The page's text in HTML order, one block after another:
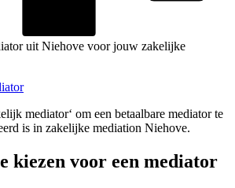
uit Niehove voor jouw zakelijke
mediator‘ om een betaalbare mediator te
is in zakelijke mediation Niehove.
kiezen voor een mediator